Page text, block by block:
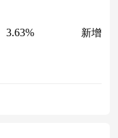
3.63% 新增